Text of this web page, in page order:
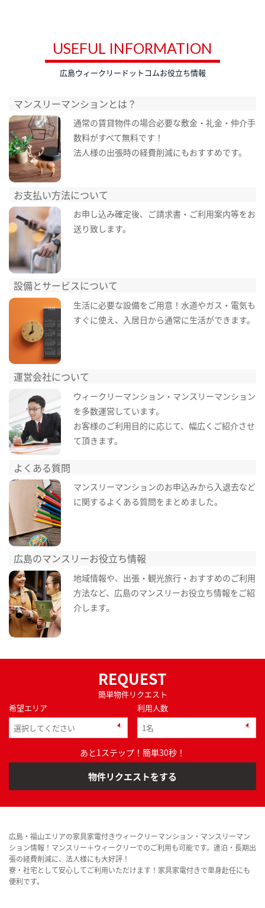
USEFUL INFORMATION
広島ウィークリードットコムお役立ち情報
マンスリーマンションとは？
通常の賃貸物件の場合必要な敷金・礼金・仲介手
数料がすべて無料です！
法人様の出張時の経費削減にもおすすめです。
お支払い方法について
お申し込み確定後、ご請求書・ご利用案内等をお
送り致します。
設備とサービスについて
生活に必要な設備をご用意！水道やガス・電気も
すぐに使え、入居日から通常に生活ができます。
運営会社について
ウィークリーマンション・マンスリーマンション
を多数運営しています。
お客様のご利用目的に応じて、幅広くご紹介させ
て頂きます。
よくある質問
マンスリーマンションのお申込みから入退去など
に関するよくある質問をまとめました。
広島のマンスリーお役立ち情報
地域情報や、出張・観光旅行・おすすめのご利用
方法など、広島のマンスリーお役立ち情報をご紹
介します。
REQUEST
簡単物件リクエスト
希望エリア
利用人数
あと1ステップ！簡単30秒！
物件リクエストをする
広島・福山エリアの家具家電付きウィークリーマンション・マンスリーマン
ション情報！マンスリー＋ウィークリーでのご利用も可能です。連泊・長期出
張の経費削減に、法人様にも大好評！
寮・社宅として安心してご利用いただけます！家具家電付きで単身赴任にも
便利です。